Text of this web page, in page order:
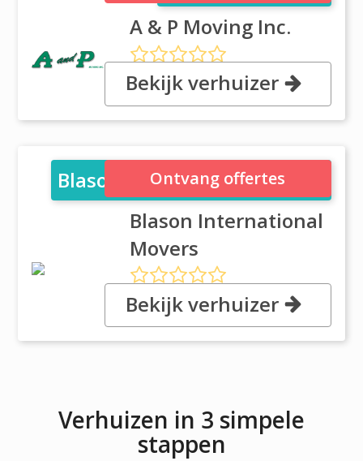
A & P Moving Inc.
, 9999 NW 89th Ave, 33178
Medley, FL
Bekijk verhuizer
Blason International Movers
Blason International
Movers
, 9999 NW 89th Ave Unit 5,
33178-1459 Medley, FL
Ontvang offertes
Bekijk verhuizer
Verhuizen in 3 simpele
stappen